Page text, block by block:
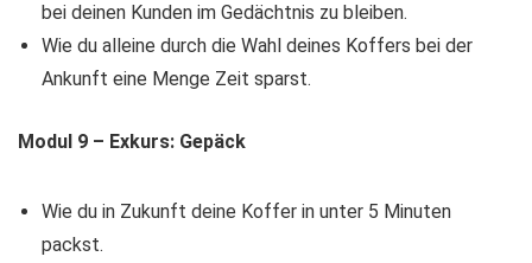
bei deinen Kunden im Gedächtnis zu bleiben.
​Wie du alleine durch die Wahl deines Koffers bei der
Ankunft eine Menge Zeit sparst.
Modul 9 – Exkurs: Gepäck
Wie du in Zukunft deine Koffer in unter 5 Minuten
packst.